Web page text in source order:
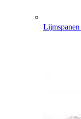
Lijmspanen